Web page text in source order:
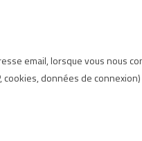
email, lorsque vous nous
données de